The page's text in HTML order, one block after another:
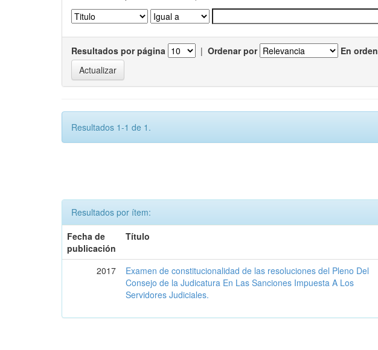
Resultados por página | Ordenar por En orden
Resultados 1-1 de 1.
Resultados por ítem:
Fecha de
publicación
Título
2017
Examen de constitucionalidad de las resoluciones del Pleno Del
Consejo de la Judicatura En Las Sanciones Impuesta A Los
Servidores Judiciales.